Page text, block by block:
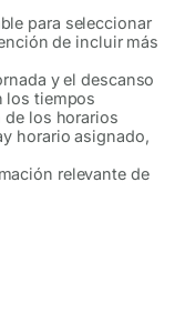
para seleccionar
de incluir más
y el descanso
los tiempos
de los horarios
horario asignado,
relevante de